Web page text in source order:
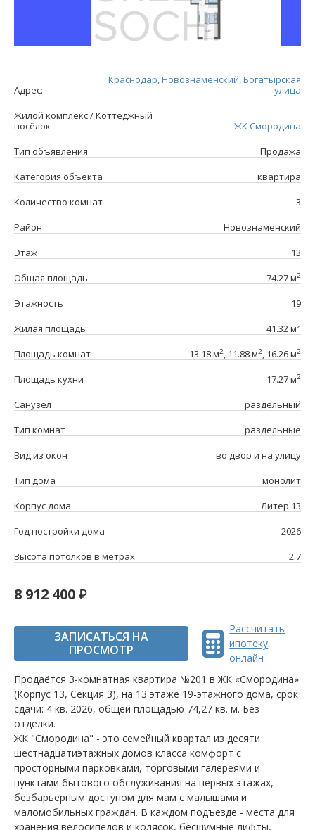
Адрес:
Краснодар, Новознаменский, Богатырская
улица
Жилой комплекс / Коттеджный
посёлок
ЖК Смородина
Тип объявления
Продажа
Категория объекта
квартира
Количество комнат
3
Район
Новознаменский
Этаж
13
Общая площадь
74.27 м2
Этажность
19
Жилая площадь
41.32 м2
Площадь комнат 13.18 м2, 11.88 м2, 16.26 м2
Площадь кухни 17.27 м2
Санузел
раздельный
Тип комнат
раздельные
Вид из окон
во двор и на улицу
Тип дома
монолит
Корпус дома
Литер 13
Год постройки дома
2026
Высота потолков в метрах
2.7
8 912 400
ЗАПИСАТЬСЯ НА
ПРОСМОТР
Рассчитать
ипотеку
онлайн
Продаётся 3-комнатная квартира №201 в ЖК «Смородина»
(Корпус 13, Секция 3), на 13 этаже 19-этажного дома, срок
сдачи: 4 кв. 2026, общей площадью 74,27 кв. м. Без
отделки.
ЖК "Смородина" - это семейный квартал из десяти
шестнадцатиэтажных домов класса комфорт с
просторными парковками, торговыми галереями и
пунктами бытового обслуживания на первых этажах,
безбарьерным доступом для мам с малышами и
маломобильных граждан. В каждом подъезде - места для
хранения велосипедов и колясок, бесшумные лифты,